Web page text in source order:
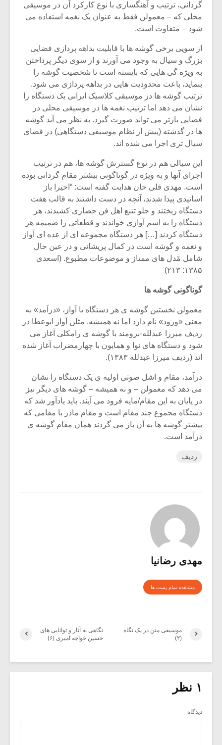
گردانی، ترتیب و آهنگسازی با نوع کارکرد آن در موسیقی
محلی که – معمولن فقط به عنوان یک نغمه استفاده می
شود – متفاوت است.
از سویی برخی گوشه ها با قابلیت بداهه پردازی فضایی
بزرگ و سیال به وجود می آورند و از سوی دیگر پرداختن
به ویژه گی هایی که بایسته است تا شخصیت گوشه را
بنماید، باعث محدودیت هایی در بداهه پردازی می شود.
ترتیب گوشه ها در موسیقی کلاسیک ایرانی یک دستگاه را
نشان می دهد اما ترتیب نغمه ها در موسیقی محلی در
فضایی بازتر می تواند صورت گیرد. به نظر می آید گوشه
ها در گذشته (پیش از نظام موسیقی دستگاهی)‌ در فضای
سیال تری اجرا می شده اند.
این سیالی هم در نوع گسترش گوشه ها، هم در ترتیب
اجرای آنها و به ویژه در گوناگونی بیشتر مقام گردانی بوده
است. مهدی قلی خان هدایت گفته است: “اخیرا باز
اساتیدی پیدا شدند، آنچه در دست داشتند به قالب هفت
دستگاه ریختند و جلو تتبع اهل فن حصاری کشیدند، هر
دستگاه را به اسم آوازی خواندند و قطعاتی را ضمیمه هر
دستگاه کردند […] هر دستگاه مجموعه ای از عده ای آواز
و نغمه و گوشه است در کمال پریشانی و در عین حال
شامل مًدل های ممتاز و موضوعات مطبوع. (اسعدی
۱۳۸۵: ۲۱۳)
گوناگونی گوشه ها
معمولن نخستین گوشه ی هر دستگاه یا آواز، «درآمد» به
معنی «ورود» نام دارد اما نه همیشه. مثلن آواز ابوعطا در
ردیف میرزا عبدلله-برومند با گوشه ی رامکلی آغاز می
شود و دستگاه های نوا و همایون با چهارمضراب آغاز شده
اند (ردیف میرزا عبدلله ۱۳۸۳).
درآمد، مقام و اشل صوتی اولیه ی یک دستگاه را نشان
می دهد که معمولن – و نه همیشه – گوشه های دیگر نیز
در پایان به این مقام/مایه فرود می آیند. باید یادآور شد که
دستگاه مجموع چند مقام است و مقام مادر یا مقامی که
بیشتر گوشه ها به آن باز می گردند همان مقام گوشه ی
درآمد است.
ردیف
مهدی رضانیا
مشاهده تمام پست ها
نگاهی به آثار و توانایی های
حسین خواجه امیری (۶)
موسیقی متن در یک نگاه
(۲)
۱ نظر
دیدگاه
میکلوش روژا
یادداشتی بر موسیقی
متن فیلم «متری
شیش و نیم»
اگر نمی توانی
مشهورترین باشی،
بدنام ترین باش
دوره
برگزار
موسیقی